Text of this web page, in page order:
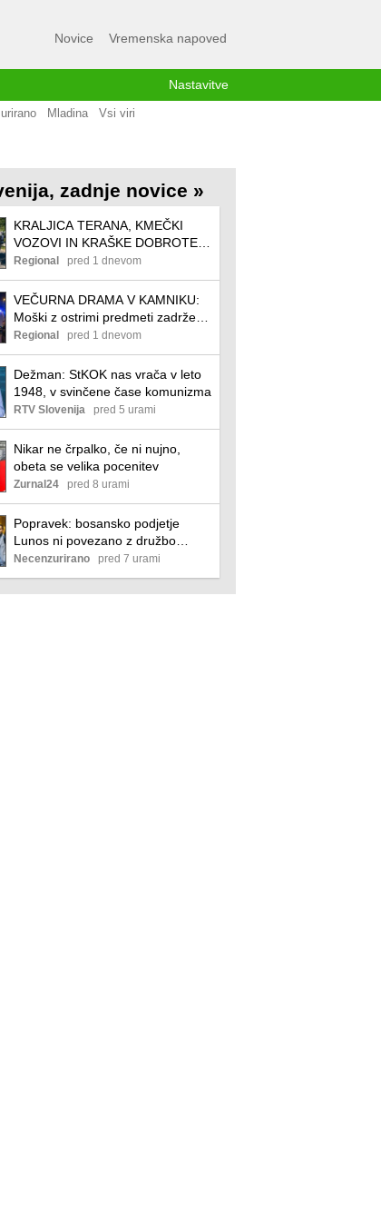
Novice Vremenska napoved
Nastavitve
Mladina Vsi viri
zadnje novice »
KRALJICA TERANA, KMEČKI
VOZOVI IN KRAŠKE DOBROTE:
Začenja se 54. praznik terana in
pršuta
Regional pred 1 dnevom
VEČURNA DRAMA V KAMNIKU:
Moški z ostrimi predmeti zadrževal
otroka
Regional pred 1 dnevom
Dežman: StKOK nas vrača v leto
1948, v svinčene čase komunizma
RTV Slovenija pred 5 urami
Nikar ne črpalko, če ni nujno,
obeta se velika pocenitev
Zurnal24 pred 8 urami
Popravek: bosansko podjetje
Lunos ni povezano z družbo
Lunos Slovenija
Necenzurirano pred 7 urami